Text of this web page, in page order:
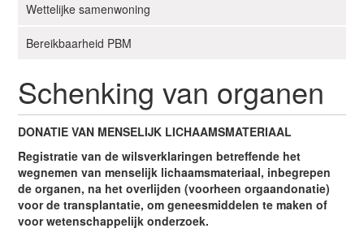
Wettelijke samenwoning
Bereikbaarheid PBM
Schenking van organen
DONATIE VAN MENSELIJK LICHAAMSMATERIAAL
Registratie van de wilsverklaringen betreffende het
wegnemen van menselijk lichaamsmateriaal, inbegrepen
de organen, na het overlijden (voorheen orgaandonatie)
voor de transplantatie, om geneesmiddelen te maken of
voor wetenschappelijk onderzoek.